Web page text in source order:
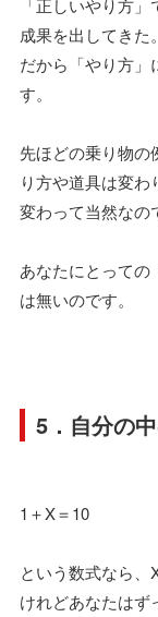
「正しいやり方
成果を出してきた。
だから「やり方」
す。
先ほどの乗り物の
り方や道具は変わ
変わって当然なの
あなたにとっての
は無いのです。
5．自分の
1＋X＝10
という数式なら、
けれどあなたはず